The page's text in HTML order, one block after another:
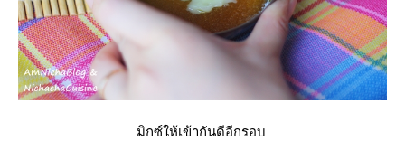
มิกซ์ให้เข้ากันดีอีกรอบ